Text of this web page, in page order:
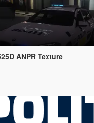
ANPR Texture